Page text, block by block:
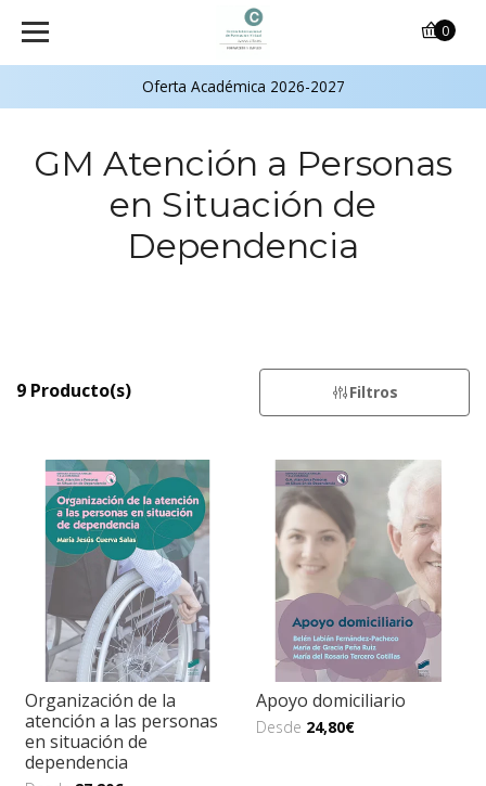
Oferta Académica 2026-2027
0
GM Atención a Personas
en Situación de
Dependencia
9 Producto(s) Filtros
Organización de la
atención a las personas
en situación de
dependencia
Apoyo domiciliario
Desde 24,80€